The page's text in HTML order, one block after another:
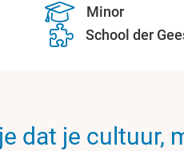
Minor
School der
dat je cultuur,